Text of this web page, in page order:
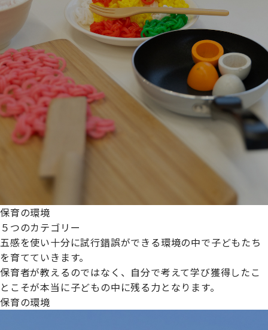
保育の環境
５つのカテゴリー
五感を使い十分に試行錯誤ができる環境の中で子どもたち
を育てていきます。
保育者が教えるのではなく、自分で考えて学び獲得したこ
とこそが本当に子どもの中に残る力となります。
保育の環境